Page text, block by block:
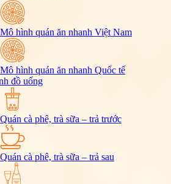
Mô hình quán ăn nhanh Việt Nam
Mô hình quán ăn nhanh Quốc tế
đồ uống
Quán cà phê, trà sữa – trả trước
Quán cà phê, trà sữa – trả sau